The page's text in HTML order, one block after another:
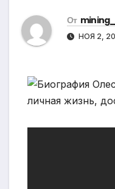
От
НОЯ 2,